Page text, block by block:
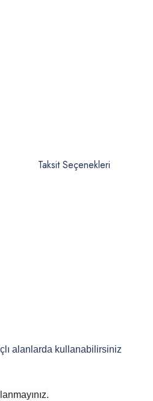
Taksit Seçenekleri
alanlarda kullanabilirsiniz